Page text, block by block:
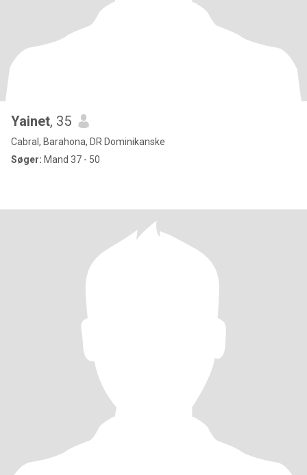
Yainet, 35
Cabral, Barahona, DR Dominikanske
Søger: Mand 37 - 50